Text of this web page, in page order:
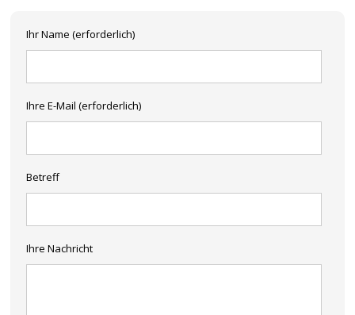
Ihr Name (erforderlich)
Ihre E-Mail (erforderlich)
Betreff
Ihre Nachricht